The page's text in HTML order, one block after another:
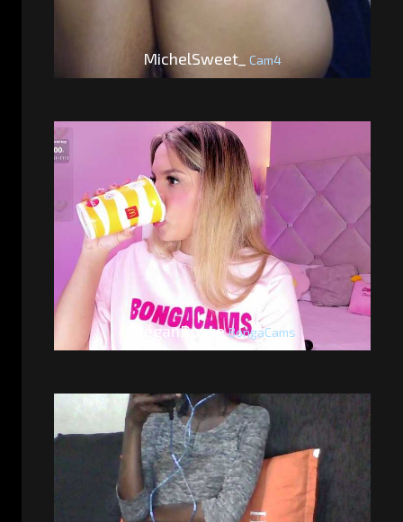
MichelSweet_ Cam4
MeganRosseBongaCams